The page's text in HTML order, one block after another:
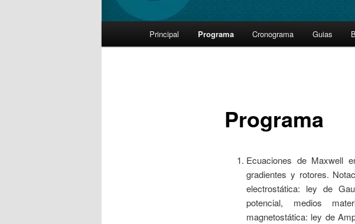
Skip
Principal Programa Cronograma Guias
Programa
Ecuaciones de Maxwell
gradientes y rotores.
electrostática: ley de
potencial, medios
magnetostática: ley de